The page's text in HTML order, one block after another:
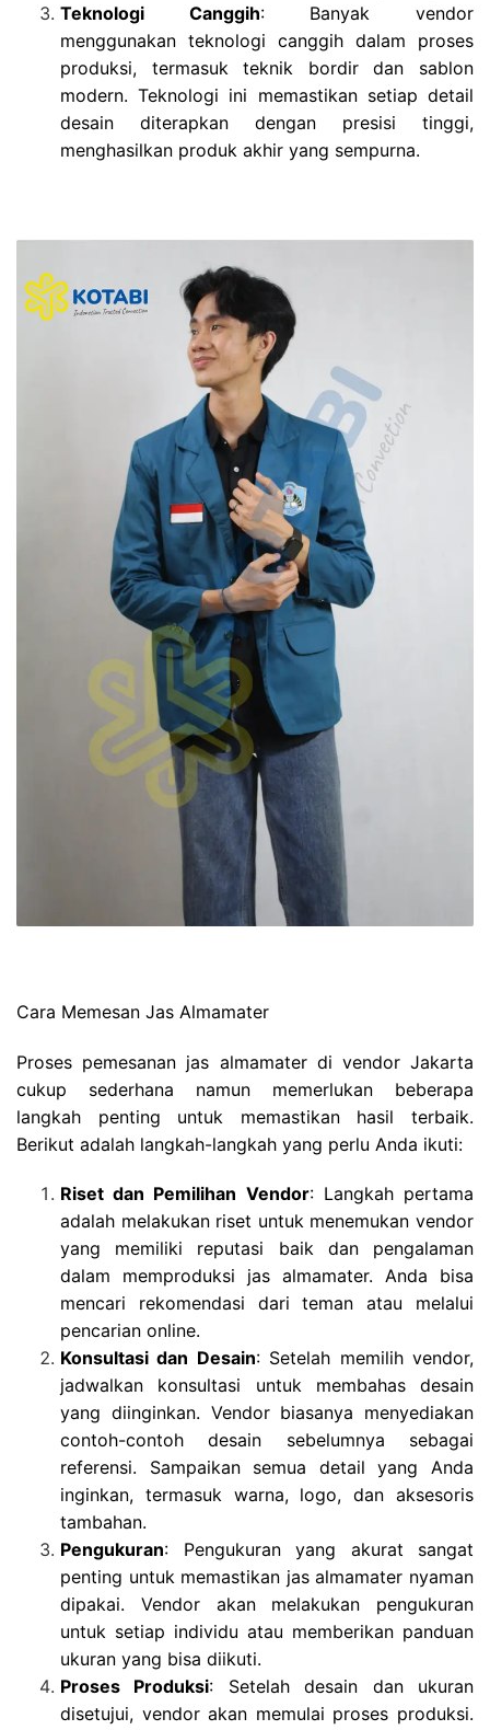
Teknologi Canggih: Banyak vendor
menggunakan teknologi canggih dalam proses
produksi, termasuk teknik bordir dan sablon
modern. Teknologi ini memastikan setiap detail
desain diterapkan dengan presisi tinggi,
menghasilkan produk akhir yang sempurna.
Cara Memesan Jas Almamater
Proses pemesanan jas almamater di vendor Jakarta
cukup sederhana namun memerlukan beberapa
langkah penting untuk memastikan hasil terbaik.
Berikut adalah langkah-langkah yang perlu Anda ikuti:
Riset dan Pemilihan Vendor: Langkah pertama
adalah melakukan riset untuk menemukan vendor
yang memiliki reputasi baik dan pengalaman
dalam memproduksi jas almamater. Anda bisa
mencari rekomendasi dari teman atau melalui
pencarian online.
Konsultasi dan Desain: Setelah memilih vendor,
jadwalkan konsultasi untuk membahas desain
yang diinginkan. Vendor biasanya menyediakan
contoh-contoh desain sebelumnya sebagai
referensi. Sampaikan semua detail yang Anda
inginkan, termasuk warna, logo, dan aksesoris
tambahan.
Pengukuran: Pengukuran yang akurat sangat
penting untuk memastikan jas almamater nyaman
dipakai. Vendor akan melakukan pengukuran
untuk setiap individu atau memberikan panduan
ukuran yang bisa diikuti.
Proses Produksi: Setelah desain dan ukuran
disetujui, vendor akan memulai proses produksi.